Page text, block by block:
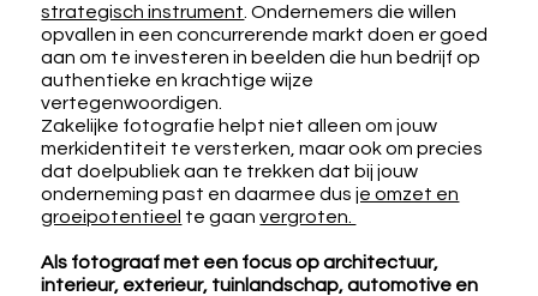
strategisch instrument . Ondernemers die willen
opvallen in een concurrerende markt doen er goed
aan om te investeren in beelden die hun bedrijf op
authentieke en krachtige wijze
vertegenwoordigen.
Zakelijke fotografie helpt niet alleen om jouw
merkidentiteit te versterken, maar ook om precies
dat doelpubliek aan te trekken dat bij jouw
onderneming past en daarmee dusje omzet en
groeipotentieel te gaanvergroten.
Als fotograaf met een focus op architectuur,
interieur, exterieur, tuinlandschap, automotive en